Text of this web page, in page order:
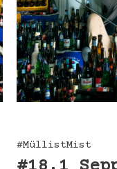
#MüllistMist